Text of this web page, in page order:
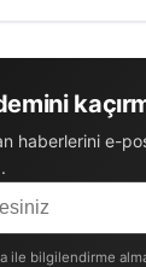
haberlerini e-
ile bilgilendirme